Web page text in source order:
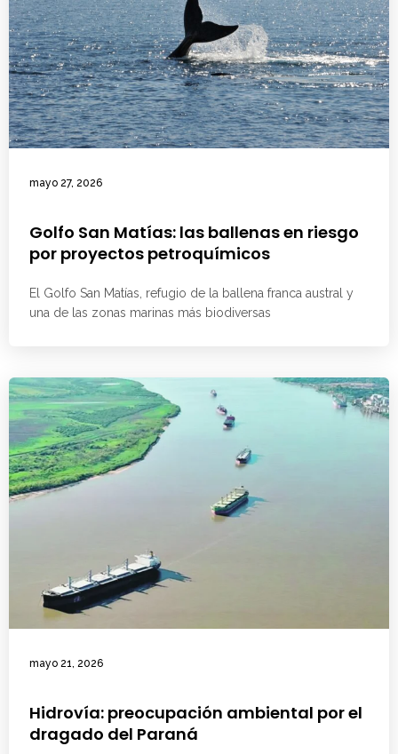
mayo 27, 2026
Golfo San Matías: las ballenas en riesgo
por proyectos petroquímicos
El Golfo San Matías, refugio de la ballena franca austral y
una de las zonas marinas más biodiversas
mayo 21, 2026
Hidrovía: preocupación ambiental por el
dragado del Paraná